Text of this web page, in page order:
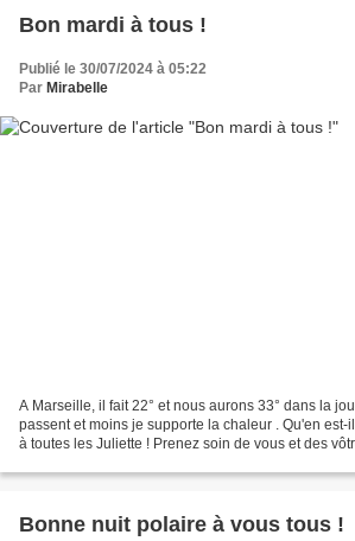
Bon mardi à tous !
Publié le 30/07/2024 à 05:22
Par Mirabelle
A Marseille, il fait 22° et nous aurons 33° dans la
passent et moins je supporte la chaleur . Qu'en est-
à toutes les Juliette ! Prenez soin de vous et des
Bonne nuit polaire à vous tous !